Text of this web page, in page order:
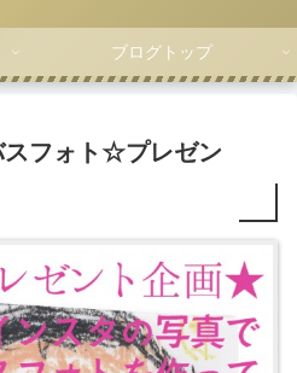
ブログトップ
フォト☆プレゼン